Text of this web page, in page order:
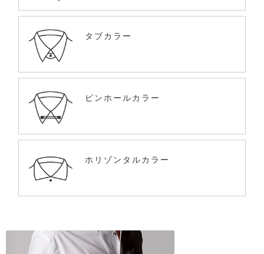
タブカラー
ピンホールカラー
ホリゾンタルカラー